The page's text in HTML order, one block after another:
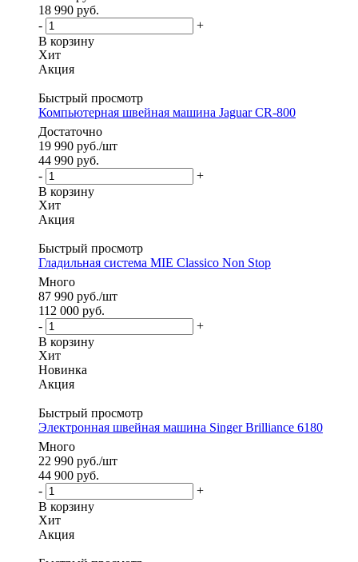
18 990 руб.
-
+
В корзину
Хит
Акция
Быстрый просмотр
Компьютерная швейная машина Jaguar CR-800
Достаточно
19 990 руб./шт
44 990 руб.
-
+
В корзину
Хит
Акция
Быстрый просмотр
Гладильная система MIE Classico Non Stop
Много
87 990 руб./шт
112 000 руб.
-
+
В корзину
Хит
Новинка
Акция
Быстрый просмотр
Электронная швейная машина Singer Brilliance 6180
Много
22 990 руб./шт
44 900 руб.
-
+
В корзину
Хит
Акция